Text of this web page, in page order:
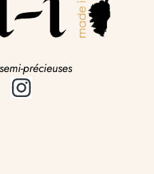
précieuses